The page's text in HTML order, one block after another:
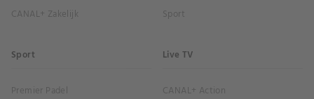
CANAL+ Zakelijk
Sport
Sport
Premier Padel
Live TV
CANAL+ Action